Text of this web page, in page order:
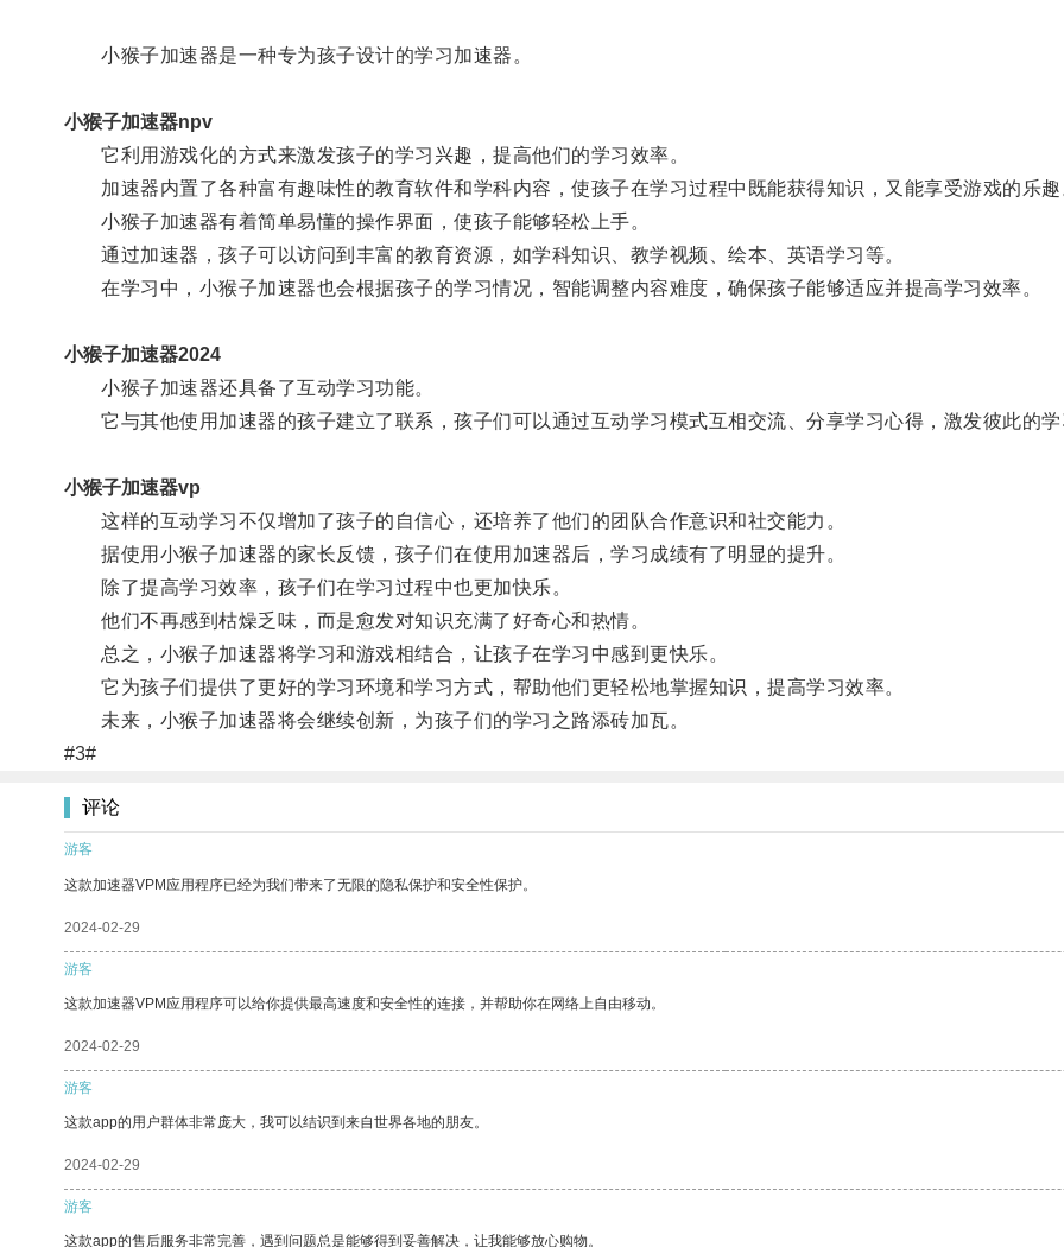
小猴子加速器是一种专为孩子设计的学习加速器。
小猴子加速器npv
它利用游戏化的方式来激发孩子的学习兴趣，提高他们的学习效率。
加速器内置了各种富有趣味性的教育软件和学科内容，使孩子在学习过程中既能获得知识，又能享受游戏的乐趣
小猴子加速器有着简单易懂的操作界面，使孩子能够轻松上手。
通过加速器，孩子可以访问到丰富的教育资源，如学科知识、教学视频、绘本、英语学习等。
在学习中，小猴子加速器也会根据孩子的学习情况，智能调整内容难度，确保孩子能够适应并提高学习效率。
小猴子加速器2024
小猴子加速器还具备了互动学习功能。
它与其他使用加速器的孩子建立了联系，孩子们可以通过互动学习模式互相交流、分享学习心得，激发彼此的学
小猴子加速器vp
这样的互动学习不仅增加了孩子的自信心，还培养了他们的团队合作意识和社交能力。
据使用小猴子加速器的家长反馈，孩子们在使用加速器后，学习成绩有了明显的提升。
除了提高学习效率，孩子们在学习过程中也更加快乐。
他们不再感到枯燥乏味，而是愈发对知识充满了好奇心和热情。
总之，小猴子加速器将学习和游戏相结合，让孩子在学习中感到更快乐。
它为孩子们提供了更好的学习环境和学习方式，帮助他们更轻松地掌握知识，提高学习效率。
未来，小猴子加速器将会继续创新，为孩子们的学习之路添砖加瓦。
#3#
评论
游客
这款加速器VPM应用程序已经为我们带来了无限的隐私保护和安全性保护。
2024-02-29
游客
这款加速器VPM应用程序可以给你提供最高速度和安全性的连接，并帮助你在网络上自由移动。
2024-02-29
游客
这款app的用户群体非常庞大，我可以结识到来自世界各地的朋友。
2024-02-29
游客
这款app的售后服务非常完善，遇到问题总是能够得到妥善解决，让我能够放心购物。